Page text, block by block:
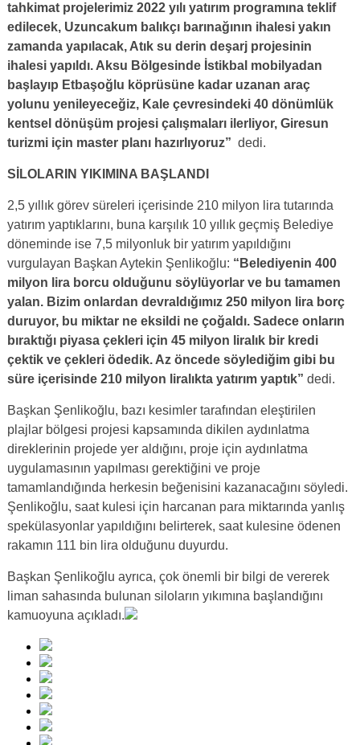
tahkimat projelerimiz 2022 yılı yatırım programına teklif
edilecek, Uzuncakum balıkçı barınağının ihalesi yakın
zamanda yapılacak, Atık su derin deşarj projesinin
ihalesi yapıldı. Aksu Bölgesinde İstikbal mobilyadan
başlayıp Etbaşoğlu köprüsüne kadar uzanan araç
yolunu yenileyeceğiz, Kale çevresindeki 40 dönümlük
kentsel dönüşüm projesi çalışmaları ilerliyor, Giresun
turizmi için master planı hazırlıyoruz” dedi.
SİLOLARIN YIKIMINA BAŞLANDI
2,5 yıllık görev süreleri içerisinde 210 milyon lira tutarında
yatırım yaptıklarını, buna karşılık 10 yıllık geçmiş Belediye
döneminde ise 7,5 milyonluk bir yatırım yapıldığını
vurgulayan Başkan Aytekin Şenlikoğlu: “Belediyenin 400
milyon lira borcu olduğunu söylüyorlar ve bu tamamen
yalan. Bizim onlardan devraldığımız 250 milyon lira borç
duruyor, bu miktar ne eksildi ne çoğaldı. Sadece onların
bıraktığı piyasa çekleri için 45 milyon liralık bir kredi
çektik ve çekleri ödedik. Az öncede söylediğim gibi bu
süre içerisinde 210 milyon liralıkta yatırım yaptık” dedi.
Başkan Şenlikoğlu, bazı kesimler tarafından eleştirilen
plajlar bölgesi projesi kapsamında dikilen aydınlatma
direklerinin projede yer aldığını, proje için aydınlatma
uygulamasının yapılması gerektiğini ve proje
tamamlandığında herkesin beğenisini kazanacağını söyledi.
Şenlikoğlu, saat kulesi için harcanan para miktarında yanlış
spekülasyonlar yapıldığını belirterek, saat kulesine ödenen
rakamın 111 bin lira olduğunu duyurdu.
Başkan Şenlikoğlu ayrıca, çok önemli bir bilgi de vererek
liman sahasında bulunan siloların yıkımına başlandığını
kamuoyuna açıkladı.